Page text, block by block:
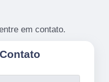
em contato.